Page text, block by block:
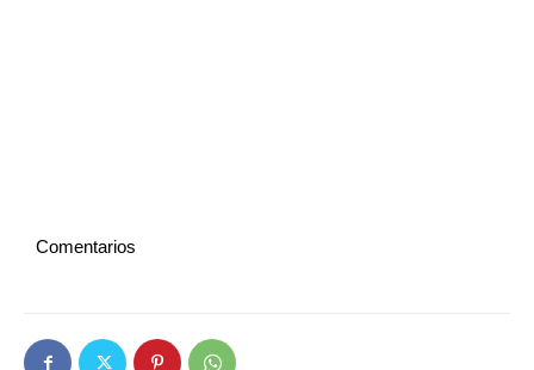
Comentarios